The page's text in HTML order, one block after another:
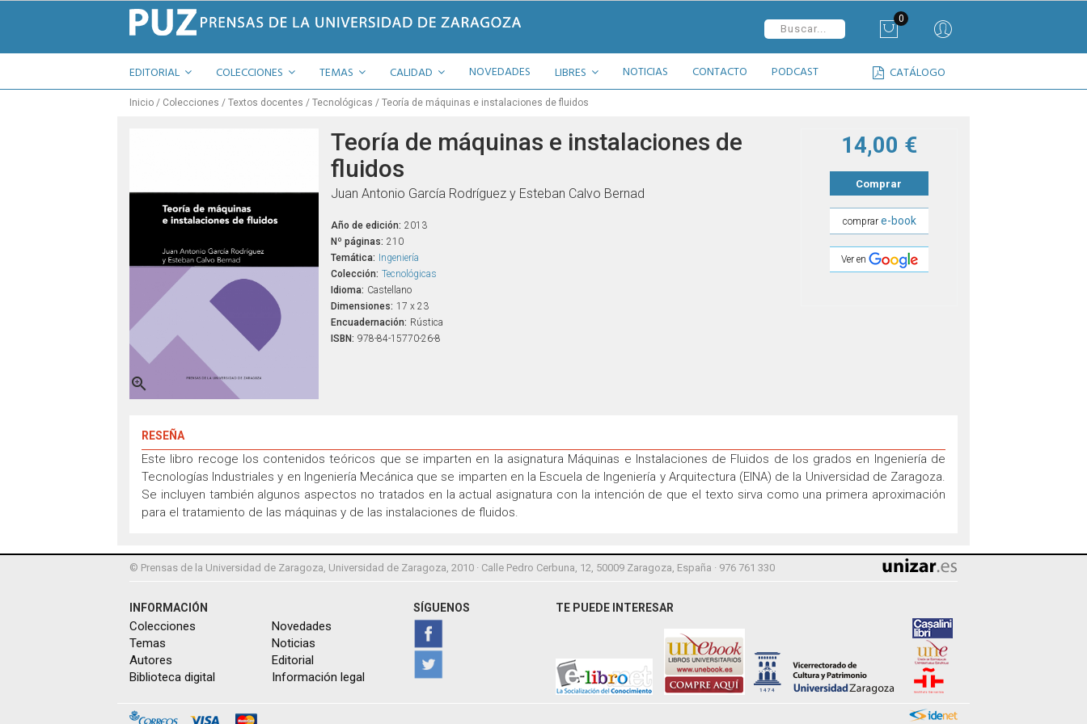
0
EDITORIAL COLECCIONES TEMAS CATÁLOGO
CALIDAD NOVEDADES LIBRES NOTICIAS CONTACTO PODCAST
Inicio Colecciones Textos docentes Tecnológicas Teoría de máquinas e instalaciones de fluidos

Teoría de máquinas e instalaciones de
fluidos
Juan Antonio García Rodríguez y Esteban Calvo Bernad
Año de edición: 2013
Nº páginas: 210
Temática:
Ingeniería
Colección: Tecnológicas
Idioma: Castellano
Dimensiones: 17 x 23
Encuadernación: Rústica
ISBN: 978-84-15770-26-8
14,00 €
Comprar
comprar e-book
Ver en
RESEÑA
Este libro recoge los contenidos teóricos que se imparten en la asignatura Máquinas e Instalaciones de Fluidos de los grados en Ingeniería de
Tecnologías Industriales y en Ingeniería Mecánica que se imparten en la Escuela de Ingeniería y Arquitectura (EINA) de la Universidad de Zaragoza.
Se incluyen también algunos aspectos no tratados en la actual asignatura con la intención de que el texto sirva como una primera aproximación
para el tratamiento de las máquinas y de las instalaciones de fluidos.
© Prensas de la Universidad de Zaragoza, Universidad de Zaragoza, 2010 · Calle Pedro Cerbuna, 12, 50009 Zaragoza, España · 976 761 330
INFORMACIÓN
Colecciones
Temas
Autores
Biblioteca digital
Novedades
Noticias
Editorial
Información legal
SÍGUENOS TE PUEDE INTERESAR